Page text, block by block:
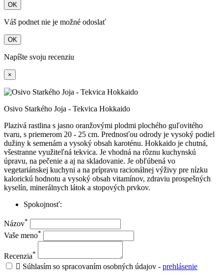
OK
Váš podnet nie je možné odoslať
OK
Napíšte svoju recenziu
×
Osivo Starkého Joja - Tekvica Hokkaido
Plazivá rastlina s jasno oranžovými plodmi plochého guľovitého
tvaru, s priemerom 20 - 25 cm. Prednosťou odrody je vysoký podiel
dužiny k semenám a vysoký obsah karoténu. Hokkaido je chutná,
všestranne využiteľná tekvica. Je vhodná na rôznu kuchynskú
úpravu, na pečenie a aj na skladovanie. Je obľúbená vo
vegetariánskej kuchyni a na prípravu racionálnej výživy pre nízku
kalorickú hodnotu a vysoký obsah vitamínov, zdraviu prospešných
kyselín, minerálnych látok a stopových prvkov.
Spokojnosť:
Názov*
Vaše meno*
Recenzia*
 Súhlasím so spracovaním osobných údajov - prehlásenie